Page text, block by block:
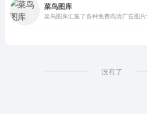
菜鸟图库
没有了